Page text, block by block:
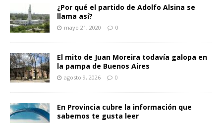
¿Por qué el partido de Adolfo Alsina se
llama así?
mayo 21, 2020 0
El mito de Juan Moreira todavía galopa en
la pampa de Buenos Aires
agosto 9, 2026 0
En Provincia cubre la información que
sabemos te gusta leer